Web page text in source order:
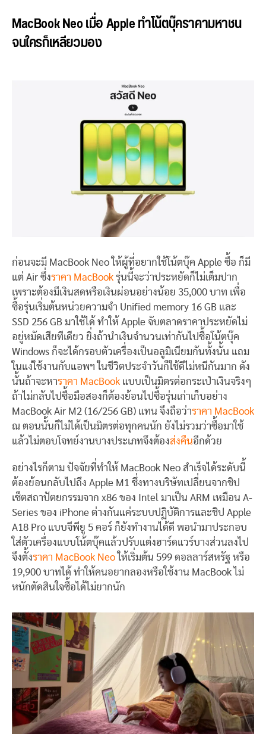
MacBook Neo เมื่อ Apple ทำโน้ตบุ๊คราคามหาชน
จนใครก็เหลียวมอง
ก่อนจะมี MacBook Neo ให้ผู้ที่อยากใช้โน้ตบุ๊ค Apple ซื้อ ก็มี
แต่ Air ซึ่งราคา MacBook รุ่นนี้จะว่าประหยัดก็ไม่เต็มปาก
เพราะต้องมีเงินสดหรือเงินผ่อนอย่างน้อย 35,000 บาท เพื่อ
ซื้อรุ่นเริ่มต้นหน่วยความจำ Unified memory 16 GB และ
SSD 256 GB มาใช้ได้ ทำให้ Apple จับตลาดราคาประหยัดไม่
อยู่หมัดเสียทีเดียว ยิ่งถ้านำเงินจำนวนเท่ากันไปซื้อโน้ตบุ๊ค
Windows ก็จะได้กรอบตัวเครื่องเป็นอลูมิเนียมกันทั้งนั้น แถม
ในแง่ใช้งานกับแอพฯ ในชีวิตประจำวันก็ใช้ดีไม่หนีกันมาก ดัง
นั้นถ้าจะหาราคา MacBook แบบเป็นมิตรต่อกระเป๋าเงินจริงๆ
ถ้าไม่กลับไปซื้อมือสองก็ต้องย้อนไปซื้อรุ่นเก่าเก็บอย่าง
MacBook Air M2 (16/256 GB) แทน จึงถือว่าราคา MacBook
ณ ตอนนั้นก็ไม่ได้เป็นมิตรต่อทุกคนนัก ยังไม่รวมว่าซื้อมาใช้
แล้วไม่ตอบโจทย์งานบางประเภทจึงต้องส่งคืนอีกด้วย
อย่างไรก็ตาม ปัจจัยที่ทำให้ MacBook Neo สำเร็จได้ระดับนี้
ต้องย้อนกลับไปถึง Apple M1 ซึ่งทางบริษัทเปลี่ยนจากชิป
เซ็ตสถาปัตยกรรมจาก x86 ของ Intel มาเป็น ARM เหมือน A-
Series ของ iPhone ต่างกันแค่ระบบปฏิบัติการและชิป Apple
A18 Pro แบบจีพียู 5 คอร์ ก็ยังทำงานได้ดี พอนำมาประกอบ
ใส่ตัวเครื่องแบบโน้ตบุ๊คแล้วปรับแต่งฮาร์ดแวร์บางส่วนลงไป
จึงตั้งราคา MacBook Neo ให้เริ่มต้น 599 ดอลลาร์สหรัฐ หรือ
19,900 บาทได้ ทำให้คนอยากลองหรือใช้งาน MacBook ไม่
หนักตัดสินใจซื้อได้ไม่ยากนัก